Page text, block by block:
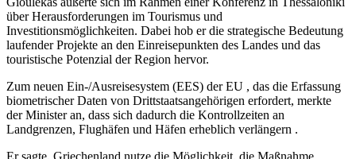
über Herausforderungen im Tourismus und
Investitionsmöglichkeiten. Dabei hob er die strategische Bedeutung
laufender Projekte an den Einreisepunkten des Landes und das
touristische Potenzial der Region hervor.
Zum neuen Ein-/Ausreisesystem (EES) der EU , das die Erfassung
biometrischer Daten von Drittstaatsangehörigen erfordert, merkte
der Minister an, dass sich dadurch die Kontrollzeiten an
Landgrenzen, Flughäfen und Häfen erheblich verlängern .
Er sagte, Griechenland nutze die Möglichkeit, die Maßnahme